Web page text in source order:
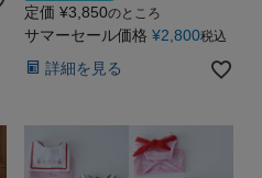
定価 ¥3,850のところ
サマーセール価格 ¥2,800税込
詳細を見る